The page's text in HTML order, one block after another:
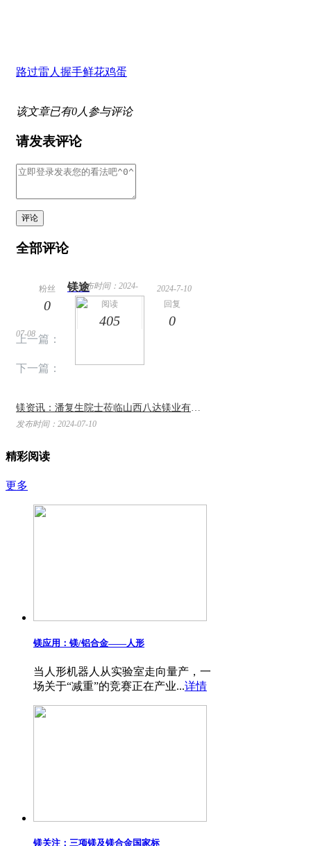
路过雷人握手鲜花鸡蛋
该文章已有0人参与评论
请发表评论
评论
全部评论
2024-7-10
14:31
镁途
粉丝
0 阅读
405
回复
0
上一篇：
发布时间：2024-
07-08
下一篇：
发布时间：2024-07-10
精彩阅读
更多
镁应用：镁/铝合金——​人形
当人形机器人从实验室走向量产，一
场关于“减重”的竞赛正在产业...详情
镁关注：三项镁及镁合金国家标